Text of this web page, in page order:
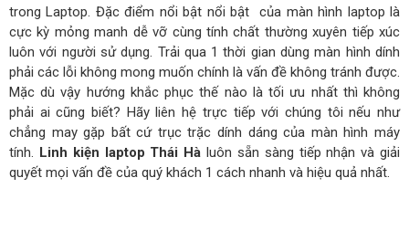
trong Laptop. Đặc điểm nổi bật nổi bật của màn hình laptop là
cực kỳ mỏng manh dễ vỡ cùng tính chất thường xuyên tiếp xúc
luôn với người sử dụng. Trải qua 1 thời gian dùng màn hình dính
phải các lỗi không mong muốn chính là vấn đề không tránh được.
Mặc dù vậy hướng khắc phục thế nào là tối ưu nhất thì không
phải ai cũng biết? Hãy liên hệ trực tiếp với chúng tôi nếu như
chẳng may gặp bất cứ trục trặc dính dáng của màn hình máy
tính. Linh kiện laptop Thái Hà luôn sẵn sàng tiếp nhận và giải
quyết mọi vấn đề của quý khách 1 cách nhanh và hiệu quả nhất.